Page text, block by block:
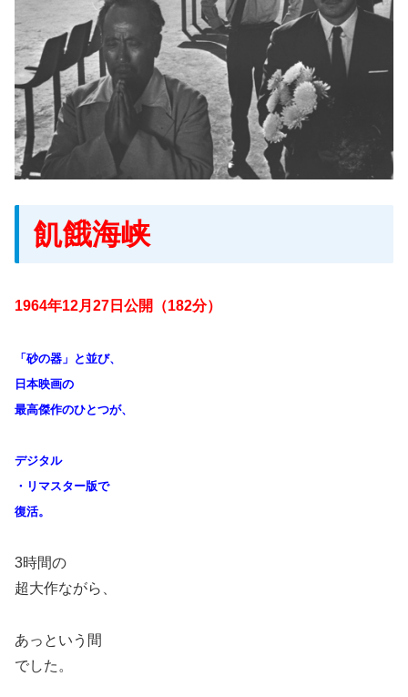
飢餓海峡
1964年12月27日公開（182分）
「砂の器」と並び、
日本映画の
最高傑作のひとつが、
デジタル
・リマスター版で
復活。
3時間の
超大作ながら、
あっという間
でした。